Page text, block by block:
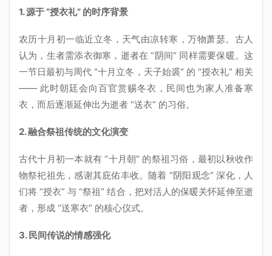
1. 源于 “授衣礼” 的时序背景
农历十月初一临近立冬，天气由凉转寒，万物萧瑟。古人
认为，生者需添衣御寒，逝者在 “阴间” 同样需要保暖。这
一节日最初与周代 “十月立冬，天子始裘” 的 “授衣礼” 相关
—— 此时朝廷会向百官赏赐冬衣，民间也为家人准备寒
衣，而后逐渐延伸出为逝者 “送衣” 的习俗。
2. 融合祭祖传统的文化演变
古代十月初一本就有 “十月朝” 的祭祖习俗，最初以秋收作
物祭祀祖先，感谢其庇佑丰收。随着 “阴阳观念” 深化，人
们将 “授衣” 与 “祭祖” 结合，把对活人的保暖关怀延伸至逝
者，形成 “送寒衣” 的核心仪式。
3. 民间传说的情感强化